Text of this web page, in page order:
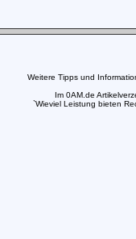
Weitere Tipps und
Im 0AM.de
`Wieviel Leistung bieten